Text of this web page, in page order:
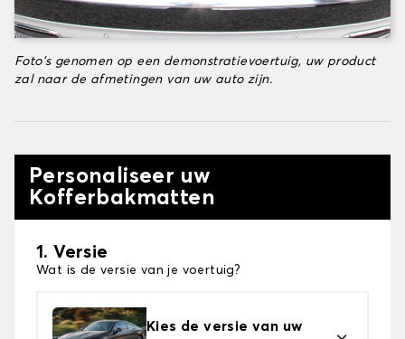
Foto's genomen op een demonstratievoertuig, uw product
zal naar de afmetingen van uw auto zijn.
Personaliseer uw
Kofferbakmatten
1. Versie
Wat is de versie van je voertuig?
Kies de versie van uw